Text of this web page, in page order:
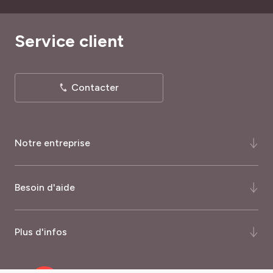
Notre entreprise
Besoin d'aide
Quand commander ?
Plus d'infos
Nos garanties
Service client
Contacter